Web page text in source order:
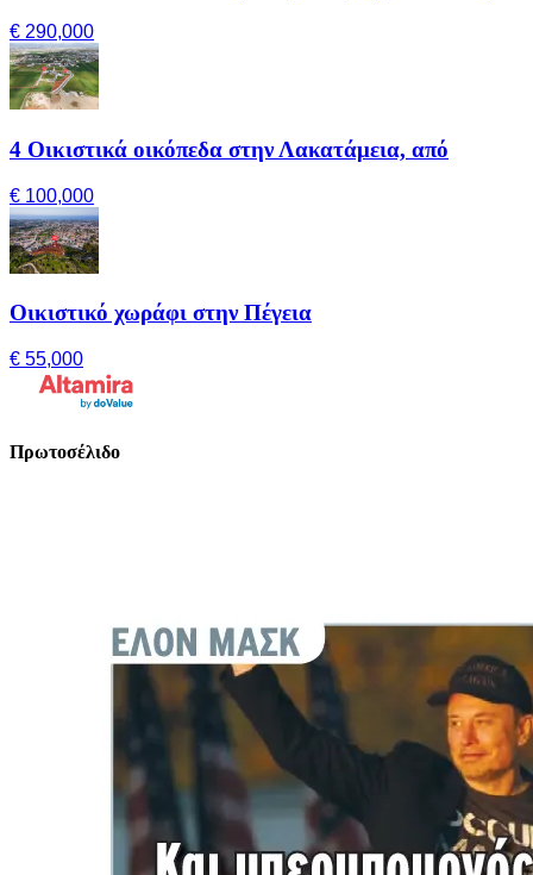
€ 290,000
4 Οικιστικά οικόπεδα στην Λακατάμεια, από
€ 100,000
Οικιστικό χωράφι στην Πέγεια
€ 55,000
Πρωτοσέλιδο